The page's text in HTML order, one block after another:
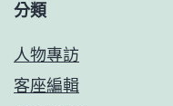
分類
人物專訪
客座編輯